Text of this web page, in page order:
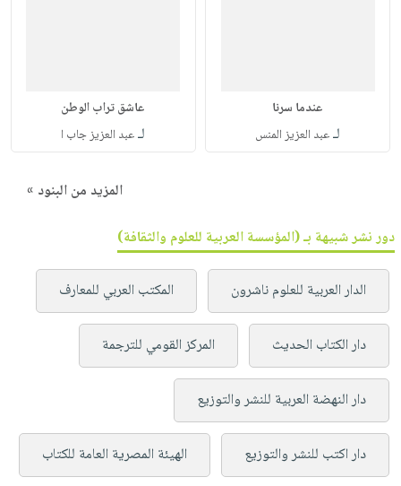
عندما سرنا
لـعبد العزيز المنس
عاشق تراب الوطن
لـعبد العزيز جاب ا
المزيد من البنود »
دور نشر شبيهة بـ (المؤسسة العربية للعلوم والثقافة)
الدار العربية للعلوم ناشرون المكتب العربي للمعارف
دار الكتاب الحديث المركز القومي للترجمة
دار النهضة العربية للنشر والتوزيع
دار اكتب للنشر والتوزيع الهيئة المصرية العامة للكتاب